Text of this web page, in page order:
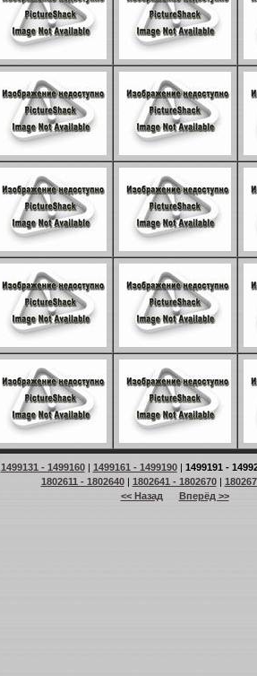
1499131 - 1499160| 1499161 - 1499190| 1499191 -
1802611 - 1802640| 1802641 - 1802670|
<< Назад
Вперёд >>